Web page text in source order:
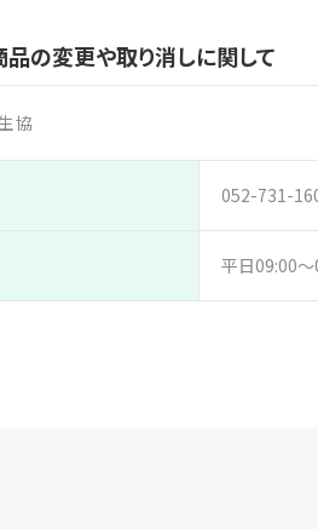
の変更や取り消しに関して
協
052-731-
平日09:00